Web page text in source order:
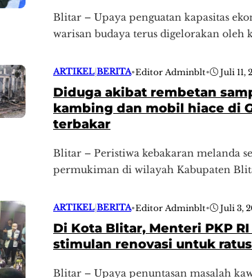
Blitar – Upaya penguatan kapasitas
warisan budaya terus digelorakan oleh
ARTIKEL |BERITA•Editor Adminblt• Juli 11,
Diduga akibat rembetan
kambing dan mobil hiace di
terbakar
Blitar – Peristiwa kebakaran melanda
permukiman di wilayah Kabupaten
ARTIKEL |BERITA•Editor Adminblt• Juli 3,
Di Kota Blitar, Menteri PKP
stimulan renovasi untuk
Blitar – Upaya penuntasan masalah